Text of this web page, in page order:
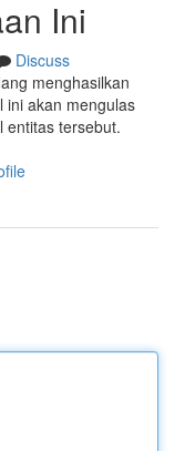
Ini
Discuss
menghasilkan
ini akan mengulas
entitas tersebut.